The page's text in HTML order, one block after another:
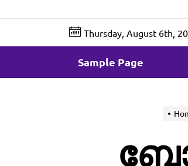
Thursday, August 6th,
Sample Page